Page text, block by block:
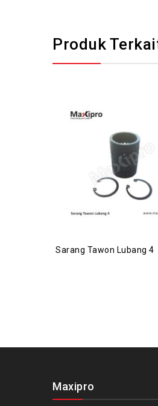
Produk
Sarang Tawon Lubang 4
Maxipro